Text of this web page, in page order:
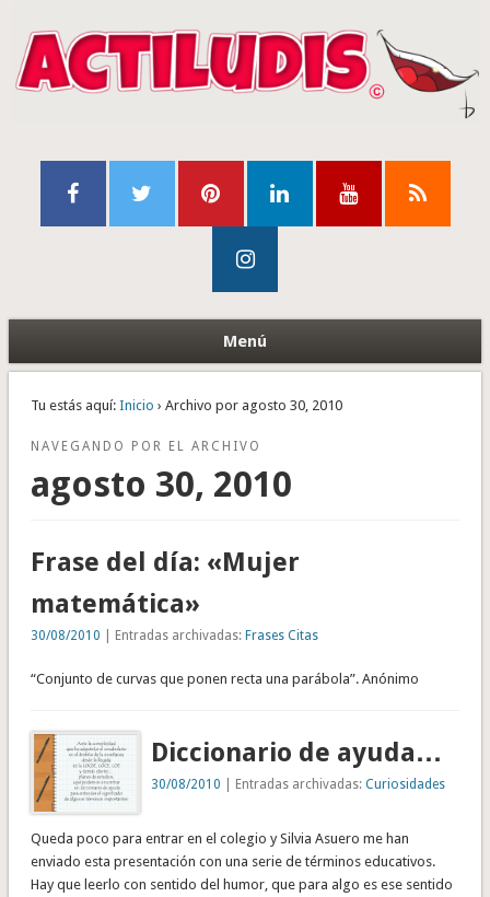
Menú
Tu estás aquí: Inicio › Archivo por agosto 30, 2010
NAVEGANDO POR EL ARCHIVO
agosto 30, 2010
Frase del día: «Mujer
matemática»
30/08/2010 | Entradas archivadas: Frases Citas
“Conjunto de curvas que ponen recta una parábola”. Anónimo
Diccionario de ayuda…
30/08/2010 | Entradas archivadas:Curiosidades
Queda poco para entrar en el colegio y Silvia Asuero me han
enviado esta presentación con una serie de términos educativos.
Hay que leerlo con sentido del humor, que para algo es ese sentido